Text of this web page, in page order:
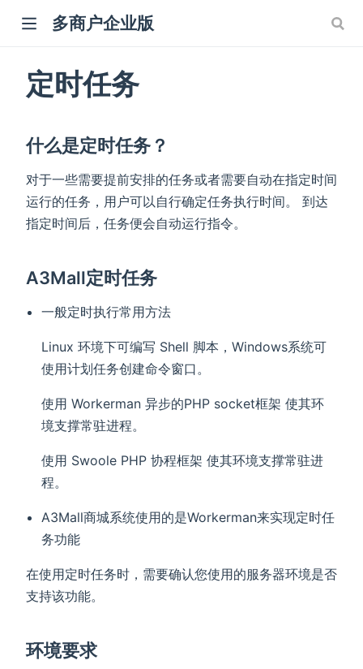
多商户企业版
定时任务
什么是定时任务？
对于一些需要提前安排的任务或者需要自动在指定时间
运行的任务，用户可以自行确定任务执行时间。 到达
指定时间后，任务便会自动运行指令。
A3Mall定时任务
一般定时执行常用方法
Linux 环境下可编写 Shell 脚本，Windows系统可
使用计划任务创建命令窗口。
使用 Workerman 异步的PHP socket框架 使其环
境支撑常驻进程。
使用 Swoole PHP 协程框架 使其环境支撑常驻进
程。
A3Mall商城系统使用的是Workerman来实现定时任
务功能
在使用定时任务时，需要确认您使用的服务器环境是否
支持该功能。
环境要求